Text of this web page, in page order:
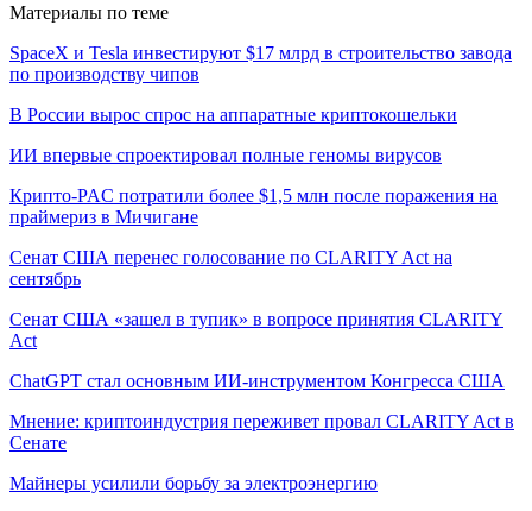
Материалы по теме
SpaceX и Tesla инвестируют $17 млрд в строительство завода
по производству чипов
В России вырос спрос на аппаратные криптокошельки
ИИ впервые спроектировал полные геномы вирусов
Крипто-PAC потратили более $1,5 млн после поражения на
праймериз в Мичигане
Сенат США перенес голосование по CLARITY Act на
сентябрь
Сенат США «зашел в тупик» в вопросе принятия CLARITY
Act
ChatGPT стал основным ИИ-инструментом Конгресса США
Мнение: криптоиндустрия переживет провал CLARITY Act в
Сенате
Майнеры усилили борьбу за электроэнергию